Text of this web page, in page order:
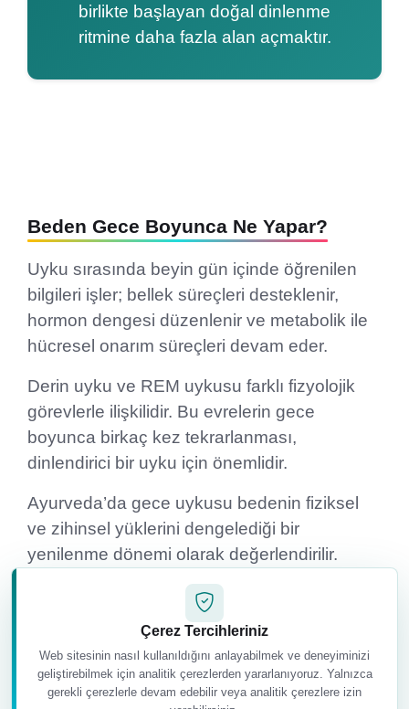
birlikte başlayan doğal dinlenme
ritmine daha fazla alan açmaktır.
Beden Gece Boyunca Ne Yapar?
Uyku sırasında beyin gün içinde öğrenilen
bilgileri işler; bellek süreçleri desteklenir,
hormon dengesi düzenlenir ve metabolik ile
hücresel onarım süreçleri devam eder.
Derin uyku ve REM uykusu farklı fizyolojik
görevlerle ilişkilidir. Bu evrelerin gece
boyunca birkaç kez tekrarlanması,
dinlendirici bir uyku için önemlidir.
Ayurveda’da gece uykusu bedenin fiziksel
ve zihinsel yüklerini dengelediği bir
yenilenme dönemi olarak değerlendirilir.
Ancak bu süreçleri kesin biçimde “belirli
saatte fiziksel detoks” ve “belirli saatte
zihinsel detoks” diye ayırmak yerine, tüm
gece uykusunu bütüncül bir onarım dönemi
olarak görmek daha uygundur.
Çerez Tercihleriniz
Web sitesinin nasıl kullanıldığını anlayabilmek ve deneyiminizi
geliştirebilmek için analitik çerezlerden yararlanıyoruz. Yalnızca
gerekli çerezlerle devam edebilir veya analitik çerezlere izin